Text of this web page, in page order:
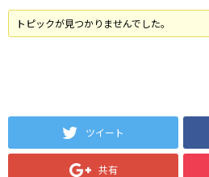
トピックが見つかりませんでした。
ツイート
共有